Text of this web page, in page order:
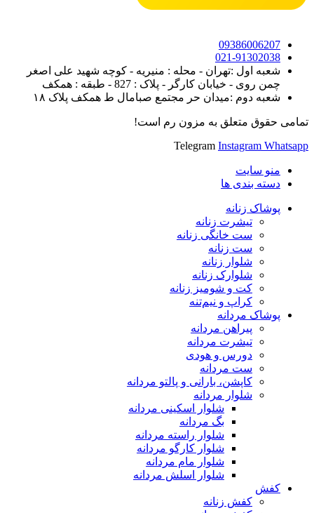
09386006207
021-91302038
شعبه اول :تهران - محله : منیریه - کوچه شهید علی اصغر
چمن روی - خیابان کارگر - پلاک : 827 - طبقه : همکف
شعبه دوم :میدان حر مجتمع صبامال ط همکف پلاک ۱۸
تمامی حقوق متعلق به مزون رم است!
Telegram Instagram Whatsapp
منو سایت
دسته بندی ها
پوشاک زنانه
تیشرت زنانه
ست خانگی زنانه
ست زنانه
شلوار زنانه
شلوارک زنانه
کت و شومیز زنانه
کراپ و نیم‌تنه
پوشاک مردانه
پیراهن مردانه
تیشرت مردانه
دورس و هودی
ست مردانه
کاپشن، بارانی و پالتو مردانه
شلوار مردانه
شلوار اسکینی مردانه
بگ مردانه
شلوار راسته مردانه
شلوار کارگو مردانه
شلوار مام مردانه
شلوار اسلش مردانه
کفش
کفش زنانه